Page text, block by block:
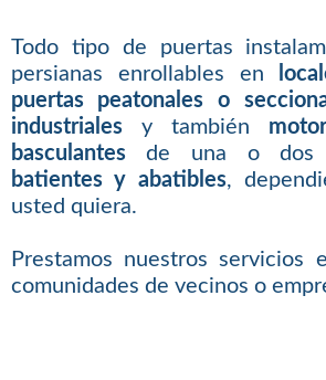
Todo tipo de puertas
persianas enrollables en
puertas peatonales o
industrialesy también
basculantesde una o dos
batientes y abatibles,
usted quiera.
Prestamos nuestros servicios
comunidades de vecinos o